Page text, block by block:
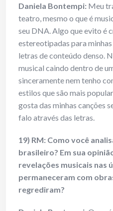
Daniela Bontempi: Meu
teatro, mesmo o que é
seu DNA. Algo que evito é
estereotipadas para
letras de conteúdo denso.
musical caindo dentro de
sinceramente nem tenho
estilos que são mais
gosta das minhas canções
falo através das letras.
19) RM: Como você
brasileiro? Em sua
revelações musicais nas
permaneceram com
regrediram?